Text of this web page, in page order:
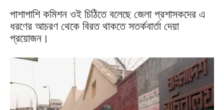
পাশাপাশি কমিশন ওই চিঠিতে বলেছে জেলা প্রশাসকদের এ
ধরণের আচরণ থেকে বিরত থাকতে সতর্কবার্তা দেয়া
প্রয়োজন।